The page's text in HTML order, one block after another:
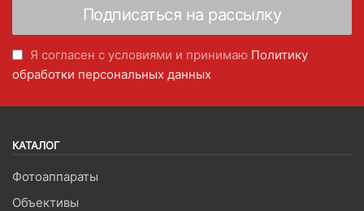
Я согласен с условиями и принимаю Политику
обработки персональных данных
КАТАЛОГ
Фотоаппараты
Объективы